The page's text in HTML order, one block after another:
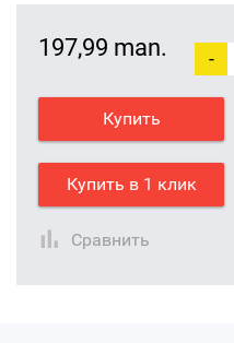
197,99 man. -
Купить
Купить в 1 клик
Сравнить